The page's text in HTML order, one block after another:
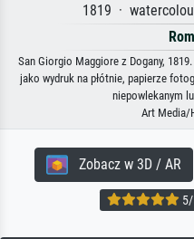
1819 ·
San Giorgio Maggiore z Dogany,
jako wydruk na płótnie, papierze
niepowlekanym
Art Media/
Zobacz w 3D / AR